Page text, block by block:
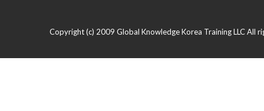
Copyright (c) 2009 Global Knowledge Korea Training LLC All